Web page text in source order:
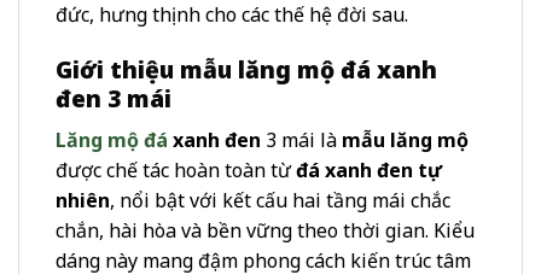
đức, hưng thịnh cho các thế hệ đời sau.
Giới thiệu mẫu lăng mộ đá xanh
đen 3 mái
Lăng mộ đá xanh đen 3 mái là mẫu lăng mộ
được chế tác hoàn toàn từđá xanh đen tự
nhiên, nổi bật với kết cấu hai tầng mái chắc
chắn, hài hòa và bền vững theo thời gian. Kiểu
dáng này mang đậm phong cách kiến trúc tâm